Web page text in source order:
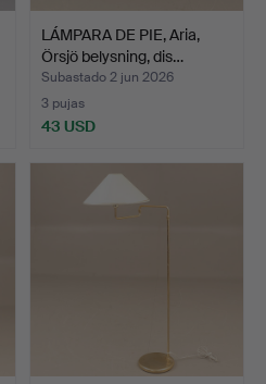
LÁMPARA DE PIE, Aria,
Örsjö belysning, dis…
Subastado 2 jun 2026
3 pujas
43 USD